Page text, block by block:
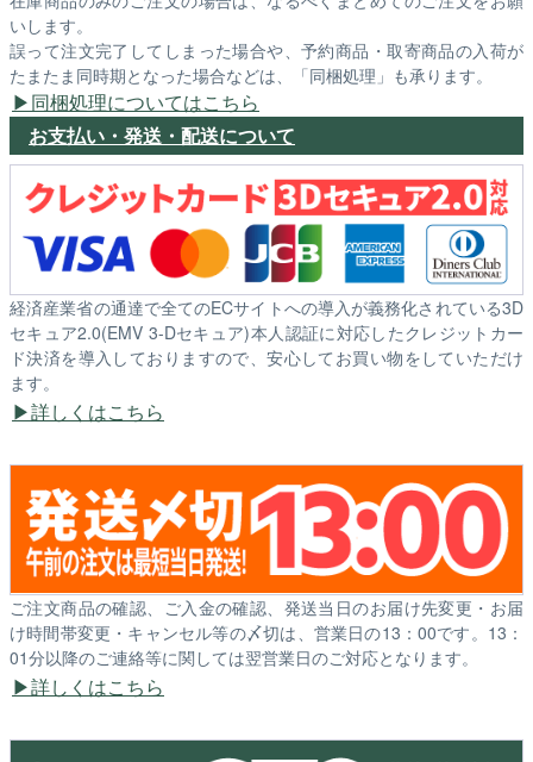
いします。
誤って注文完了してしまった場合や、予約商品・取寄商品の入荷が
たまたま同時期となった場合などは、「同梱処理」も承ります。
同梱処理についてはこちら
お支払い・発送・配送について
経済産業省の通達で全てのECサイトへの導入が義務化されている3D
セキュア2.0(EMV 3-Dセキュア)本人認証に対応したクレジットカー
ド決済を導入しておりますので、安心してお買い物をしていただけ
ます。
詳しくはこちら
ご注文商品の確認、ご入金の確認、発送当日のお届け先変更・お届
け時間帯変更・キャンセル等の〆切は、営業日の13：00です。13：
01分以降のご連絡等に関しては翌営業日のご対応となります。
詳しくはこちら